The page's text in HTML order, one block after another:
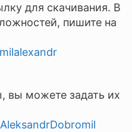
для скачивания. В
пишите на
вы можете задать их